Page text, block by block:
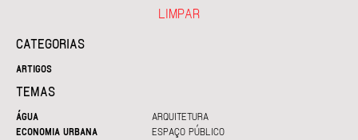
CATEGORIAS
ARTIGOS
TEMAS
ÁGUA
ARQUITETURA
ECONOMIA URBANA
ESPAÇO PÚBLICO
LIMPAR